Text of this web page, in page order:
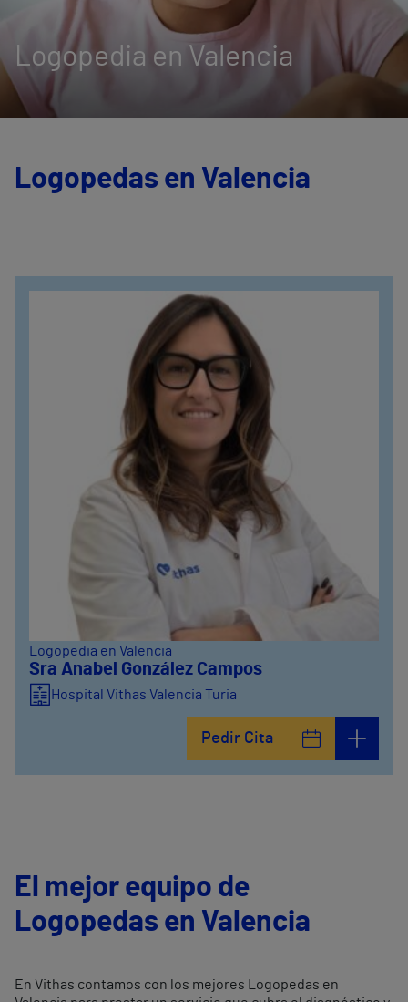
Logopedia en Valencia
Logopedas en Valencia
Logopedia en Valencia
Sra Anabel González Campos
Hospital Vithas Valencia Turia
Pedir Cita
El mejor equipo de
Logopedas en Valencia
En Vithas contamos con los mejores Logopedas en